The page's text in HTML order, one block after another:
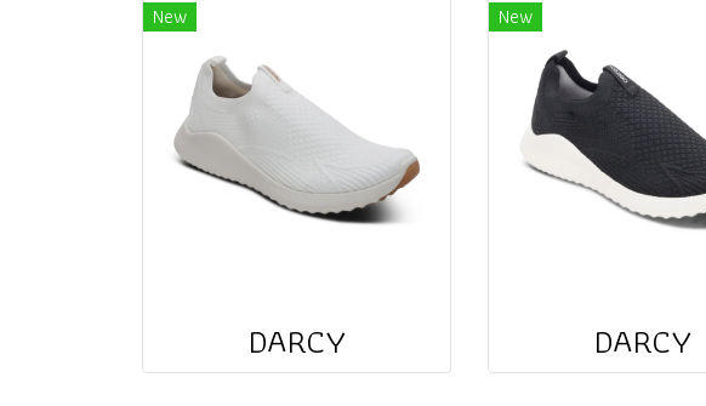
New
DARCY
New
DARCY